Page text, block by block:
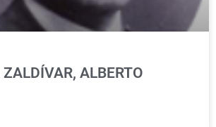
ALBERTO